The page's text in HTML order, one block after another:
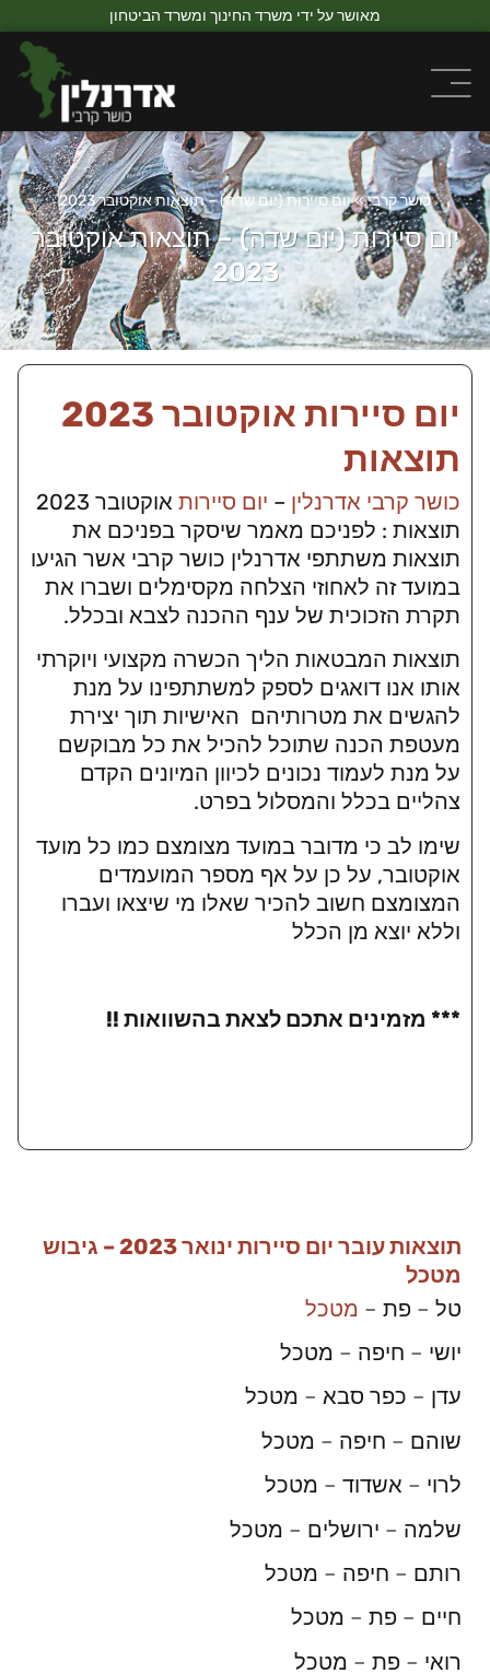
מאושר על ידי משרד החינוך ומשרד הביטחון
כושר קרבי»יום סיירות (יום שדה) – תוצאות אוקטובר 2023
יום סיירות (יום שדה) – תוצאות אוקטובר
2023
יום סיירות אוקטובר 2023
תוצאות
כושר קרבי אדרנלין – יום סיירות
אוקטובר 2023
תוצאות : לפניכם מאמר שיסקר בפניכם את
תוצאות משתתפי אדרנלין כושר קרבי אשר הגיעו
במועד זה לאחוזי הצלחה מקסימלים ושברו את
תקרת הזכוכית של ענף ההכנה לצבא ובכלל.
תוצאות המבטאות הליך הכשרה מקצועי ויוקרתי
אותו אנו דואגים לספק למשתתפינו על מנת
להגשים את מטרותיהם האישיות תוך יצירת
מעטפת הכנה שתוכל להכיל את כל מבוקשם
על מנת לעמוד נכונים לכיוון המיונים הקדם
צהליים בכלל והמסלול בפרט.
שימו לב כי מדובר במועד מצומצם כמו כל מועד
אוקטובר, על כן על אף מספר המועמדים
המצומצם חשוב להכיר שאלו מי שיצאו ועברו
וללא יוצא מן הכלל
*** מזמינים אתכם לצאת בהשוואות !!
תוצאות עובר יום סיירות ינואר 2023 – גיבוש
מטכל
טל – פת – מטכל
יושי – חיפה – מטכל
עדן – כפר סבא – מטכל
שוהם – חיפה – מטכל
לרוי – אשדוד – מטכל
שלמה – ירושלים – מטכל
רותם – חיפה – מטכל
חיים – פת – מטכל
רואי – פת – מטכל